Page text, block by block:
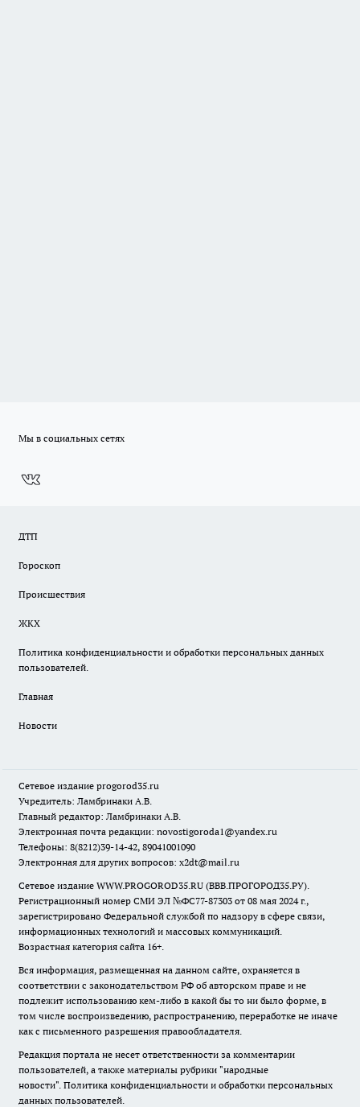
Мы в социальных сетях
ДТП
Гороскоп
Происшествия
ЖКХ
Политика конфиденциальности и обработки персональных данных
пользователей.
Главная
Новости
Сетевое издание progorod35.ru
Учредитель: Ламбринаки А.В.
Главный редактор: Ламбринаки А.В.
Электронная почта редакции: novostigoroda1@yandex.ru
Телефоны: 8(8212)39-14-42, 89041001090
Электронная для других вопросов: x2dt@mail.ru
Сетевое издание WWW.PROGOROD35.RU (ВВВ.ПРОГОРОД35.РУ).
Регистрационный номер СМИ ЭЛ №ФС77-87303 от 08 мая 2024 г.,
зарегистрировано Федеральной службой по надзору в сфере связи,
информационных технологий и массовых коммуникаций.
Возрастная категория сайта 16+.
Вся информация, размещенная на данном сайте, охраняется в
соответствии с законодательством РФ об авторском праве и не
подлежит использованию кем-либо в какой бы то ни было форме, в
том числе воспроизведению, распространению, переработке не иначе
как с письменного разрешения правообладателя.
Редакция портала не несет ответственности за комментарии
пользователей, а также материалы рубрики "народные
новости". Политика конфиденциальности и обработки персональных
данных пользователей.